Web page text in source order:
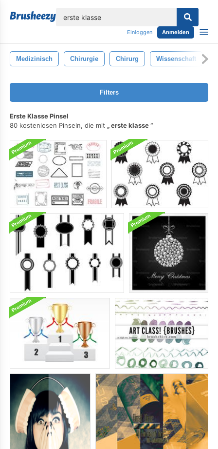
Einloggen Anmelden
Medizinisch Chirurgie Chirurg Wissenschaft
Filters
Erste Klasse Pinsel
80 kostenlosen Pinseln, die mit
erste klasse